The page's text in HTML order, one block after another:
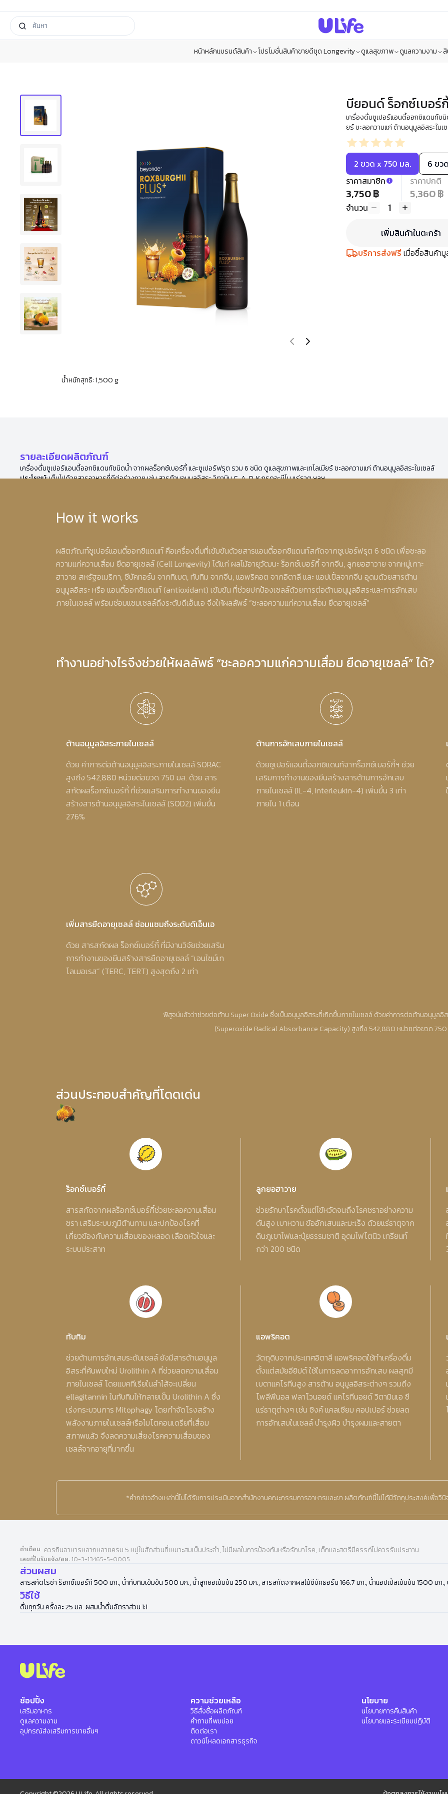
หน้าหลักแบรนด์สินค้า โปรโมชั่นสินค้าขายดีชุด Longevity ดูแลสุขภาพ ดูแลความงาม
น้ำหนักสุทธิ: 1,500 g
บียอนด์ ร็อกซ์เบอร์
เครื่องดื่มซูเปอร์แอนตี้ออกซิแดนท์ชนิ
ยร์ ชะลอความแก่ ต้านอนุมูลอิสระในเ
2 ขวด x 750 มล.
6 ขว
ราคาสมาชิก
3,750 ฿
ราคาปกติ
5,360 ฿
จำนวน 1
เพิ่มสินค้าในตะกร้า
บริการส่งฟรีเมื่อซื้อสินค้ามู
รายละเอียดผลิตภัณฑ์
เครื่องดื่มซูเปอร์แอนตี้ออกซิแดนท์ชนิดน้ำ จากผลร็อกซ์เบอร์กี้ และซูเปอร์ฟรุต รวม 6 ชนิด ดูแลสุขภาพและเทโลเมียร์ ชะลอความแก่ ต้านอนุมูลอิสระในเซลล์
ประโยชน์:เต็มไปด้วยสารอาหารที่ดีต่อร่างกาย เช่น สารต้านอนุมูลอิสระ วิตามิน C, A, D, K กรดอะมีโน แร่ธาตุ ฯลฯ
How it works
ผลิตภัณฑ์ซูเปอร์แอนตี้ออกซิแดนท์ คือเครื่องดื่มที่เข้มข้นด้วยสารแอนตี้ออกซิแดนท์สกัดจากซูเปอร์ฟรุต 6 ชนิด เพื่อชะลอ
ความแก่ความเสื่อม ยืดอายุเซลล์ (Cell Longevity) ได้แก่ ผลไม้อายุวัฒนะ ร็อกซ์เบอร์กี้ จากจีน, ลูกยอฮาวาย จากหมู่เกาะ
ฮาวาย สหรัฐอเมริกา, ซีบัคทอร์น จากทิเบต, ทับทิม จากจีน, แอพริคอต จากอิตาลี และ แอปเปิ้ลจากจีน อุดมด้วยสารต้าน
อนุมูลอิสระ หรือ แอนตี้ออกซิแดนท์ (antioxidant) เข้มข้น ที่ช่วยปกป้องเซลล์ด้วยการต่อต้านอนุมูลอิสระและการอักเสบ
ภายในเซลล์ พร้อมซ่อมแซมเซลล์ถึงระดับดีเอ็นเอ จึงให้ผลลัพธ์ “ชะลอความแก่ความเสื่อม ยืดอายุเซลล์”
ทำงานอย่างไรจึงช่วยให้ผลลัพธ์ “ชะลอความแก่ความเสื่อม ยืดอายุเซลล์” ได้?
ต้านอนุมูลอิสระภายในเซลล์
ด้วย ค่าการต่อต้านอนุมูลอิสระภายในเซลล์ SORAC
สูงถึง 542,880 หน่วยต่อขวด 750 มล. ด้วย สาร
สกัดผลร็อกซ์เบอร์กี้ ที่ช่วยเสริมการทำงานของยีน
สร้างสารต้านอนุมูลอิสระในเซลล์ (SOD2) เพิ่มขึ้น
276%
ต้านการอักเสบภายในเซลล์
ด้วยซูเปอร์แอนตี้ออกซิแดนท์จากร็อกซ์เบอร์กี้ฯ ช่วย
เสริมการทำงานของยีนสร้างสารต้านการอักเสบ
ภายในเซลล์ (IL-4, Interleukin-4) เพิ่มขึ้น 3 เท่า
ภายใน 1 เดือน
เพิ่มสารยืดอายุเซลล์ ซ่อมแซมถึงระดับดีเอ็นเอ
ด้วย สารสกัดผล ร็อกซ์เบอร์กี้ ที่มีงานวิจัยช่วยเสริม
การทำงานของยีนสร้างสารยืดอายุเซลล์ “เอนไซม์เท
โลเมอเรส” (TERC, TERT) สูงสุดถึง 2 เท่า
พิสูจน์แล้วว่าช่วยต่อต้าน Super Oxide ซึ่งเป็นอนุมูลอิสระที่เกิดขึ้นภายในเซลล์ ด้วยค่าการต่อต้านอนุมูลอิส
(Superoxide Radical Absorbance Capacity) สูงถึง 542,880 หน่วยต่อขวด 750
ส่วนประกอบสำคัญที่โดดเด่น
ร็อกซ์เบอร์กี้
สารสกัดจากผลร็อกซ์เบอร์กี้ช่วยชะลอความเสื่อม
ชรา เสริมระบบภูมิต้านทาน และปกป้องโรคที่
เกี่ยวข้องกับความเสื่อมของหลอด เลือดหัวใจและ
ระบบประสาท
ลูกยอฮาวาย
ช่วยรักษาโรคตั้งแต่ไข้หวัดจนถึงโรคชราอย่างความ
ดันสูง เบาหวาน ข้ออักเสบและมะเร็ง ด้วยแร่ธาตุจาก
ดินภูเขาไฟและปุ๋ยธรรมชาติ อุดมไฟโตนิว เทรียนท์
กว่า 200 ชนิด
ทับทิม
ช่วยต้านการอักเสบระดับเซลล์ ยังมีสารต้านอนุมูล
อิสระที่ค้นพบใหม่ Urolithin A ที่ช่วยลดความเสื่อม
ภายในเซลล์ โดยแบคทีเรียในลําไส้จะเปลี่ยน
ellagitannin ในทับทิมให้กลายเป็น Urolithin A ซึ่ง
เร่งกระบวนการ Mitophagy โดยกําจัดโรงสร้าง
พลังงานภายในเซลล์หรือไมโตคอนเดรียที่เสื่อม
สภาพแล้ว จึงลดความเสี่ยงโรคความเสื่อมของ
เซลล์จากอายุที่มากขึ้น
แอพริคอต
วัตถุดิบจากประเทศอิตาลี แอพริคอตใช้ทำเครื่องดื่ม
ตั้งแต่สมัยอียิปต์ ใช้ในการลดอาการอักเสบ ผลสุกมี
เบตาแคโรทีนสูง สารต้าน อนุมูลอิสระต่างๆ รวมถึง
โพลีฟีนอล ฟลาโวนอยด์ แคโรทีนอยด์ วิตามินเอ ซี
แร่ธาตุต่างๆ เช่น ซิงค์ แคลเซียม คอปเปอร์ ช่วยลด
การอักเสบในเซลล์ บํารุงผิว บํารุงผมและสายตา
*คำกล่าวอ้างเหล่านี้ไม่ได้รับการประเมินจากสำนักงานคณะกรรมการอาหารและยา ผลิตภัณฑ์นี้ไม่ได้มีวัตถุประสงค์เพื่อวิ
คำเตือน ควรกินอาหารหลากหลายครบ 5 หมู่ในสัดส่วนที่เหมาะสมเป็นประจำ, ไม่มีผลในการป้องกันหรือรักษาโรค, เด็กและสตรีมีครรภ์ไม่ควรรับประทาน
เลขที่ใบรับแจ้ง/อย. 10-3-13465-5-0005
ส่วนผสม
สารสกัดโรซ่า ร็อกซ์เบอร์กี 500 มก., น้ำทับทิมเข้มข้น 500 มก., น้ำลูกยอเข้มข้น 250 มก., สารสกัดจากผลไม้ซีบัคธอร์น 166.7 มก., น้ำแอปเปิ้ลเข้มข้น 1500 มก
วิธีใช้
ดื่มทุกวัน ครั้งละ 25 มล. ผสมน้ำดื่มอัตราส่วน 1:1
ช้อปปิ้ง
เสริมอาหาร
ดูแลความงาม
อุปกรณ์ส่งเสริมการขายอื่นๆ
ความช่วยเหลือ
วิธีสั่งซื้อผลิตภัณฑ์
คำถามที่พบบ่อย
ติดต่อเรา
ดาวน์โหลดเอกสารธุรกิจ
นโยบาย
นโยบายการคืนสินค้า
นโยบายและระเบียบปฏิบัติ